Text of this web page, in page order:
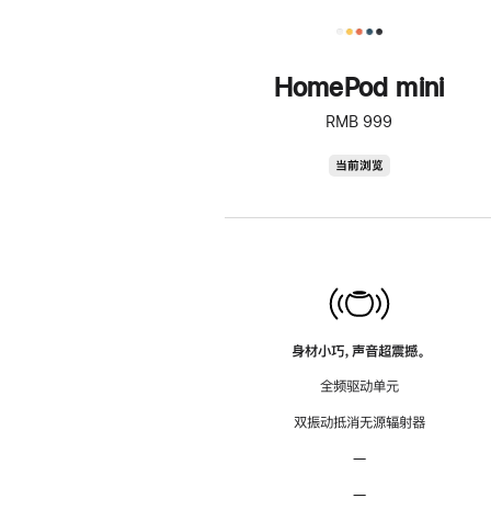
HomePod mini
RMB 999
当前浏览
身材小巧，声音超震撼。
全频驱动单元
双振动抵消无源辐射器
—
—